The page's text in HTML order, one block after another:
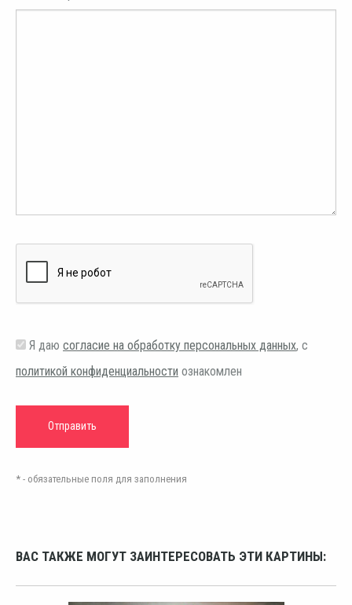
Я даю согласие на обработку персональных данных, с
политикой конфиденциальности ознакомлен
* - обязательные поля для заполнения
ВАС ТАКЖЕ МОГУТ ЗАИНТЕРЕСОВАТЬ ЭТИ КАРТИНЫ: